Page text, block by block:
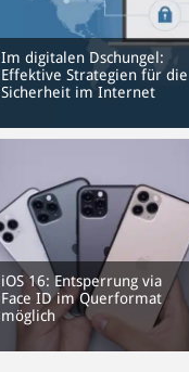
Im digitalen Dschungel:
Effektive Strategien für die
Sicherheit im Internet
iOS 16: Entsperrung via
Face ID im Querformat
möglich